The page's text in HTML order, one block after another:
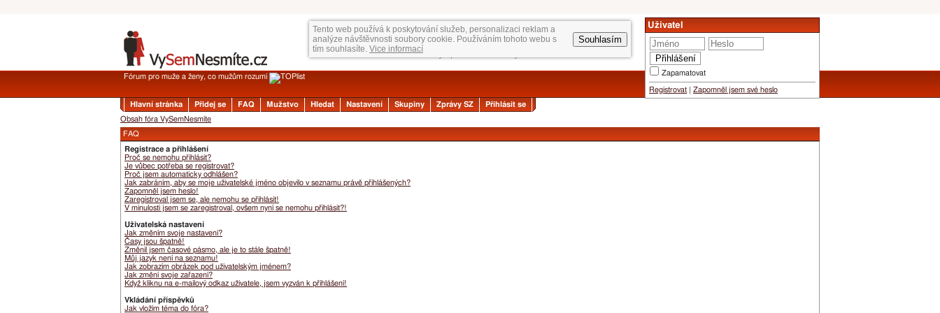
Tento web používá k poskytování služeb, personalizaci reklam a
analýze návštěvnosti soubory cookie. Používáním tohoto webu s
tím souhlasíte. Vice informací
Souhlasím
Uživatel
Zapamatovat
Registrovat Zapomněl jsem své heslo
Fórum pro muže a ženy, co mužům rozumí
Hlavní stránka Přidej se FAQ Mužstvo Hledat Nastavení Skupiny Zprávy SZ
Přihlásit se
Obsah fóra VySemNesmíte
FAQ
Registrace a přihlášení
Proč se nemohu přihlásit?
Je vůbec potřeba se registrovat?
Proč jsem automaticky odhlášen?
Jak zabráním, aby se moje uživatelské jméno objevilo v seznamu právě přihlášených?
Zapomněl jsem heslo!
Zaregistroval jsem se, ale nemohu se přihlásit!
V minulosti jsem se zaregistroval, ovšem nyní se nemohu přihlásit?!
Uživatelská nastavení
Jak změním svoje nastavení?
Časy jsou špatně!
Změnil jsem časové pásmo, ale je to stále špatně!
Můj jazyk není na seznamu!
Jak zobrazím obrázek pod uživatelským jménem?
Jak změní svoje zařazení?
Když kliknu na e-mailový odkaz uživatele, jsem vyzván k přihlášení!
Vkládání příspěvků
Jak vložím téma do fóra?